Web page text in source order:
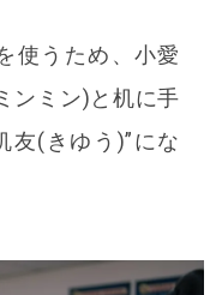
使うため、小愛
ンミン)と机に手
友(きゆう)”にな